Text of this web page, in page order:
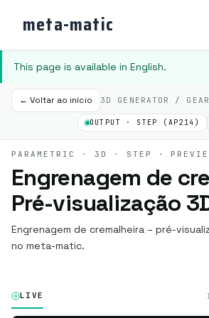
meta-matic
This page is available in English.
← Voltar ao início 3D GENERATOR /
OUTPUT · STEP (AP214)
PARAMETRIC · 3D · STEP ·
Engrenagem de
Pré-visualização
Engrenagem de cremalheira – pré-
no meta-matic.
LIVE